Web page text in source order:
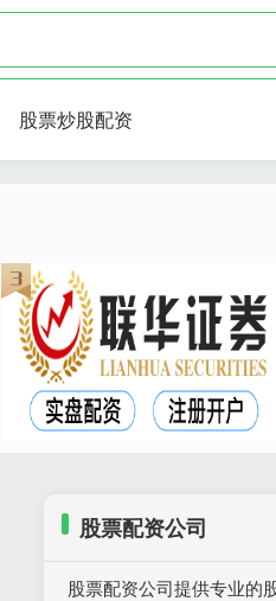
股票炒股配资
股票配资公司
股票配资公司提供专业的